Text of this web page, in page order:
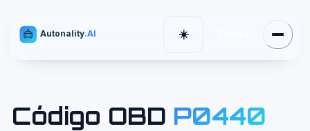
Autonality.AI
Cambiar tema
☀️ Menú
Código OBD P0440